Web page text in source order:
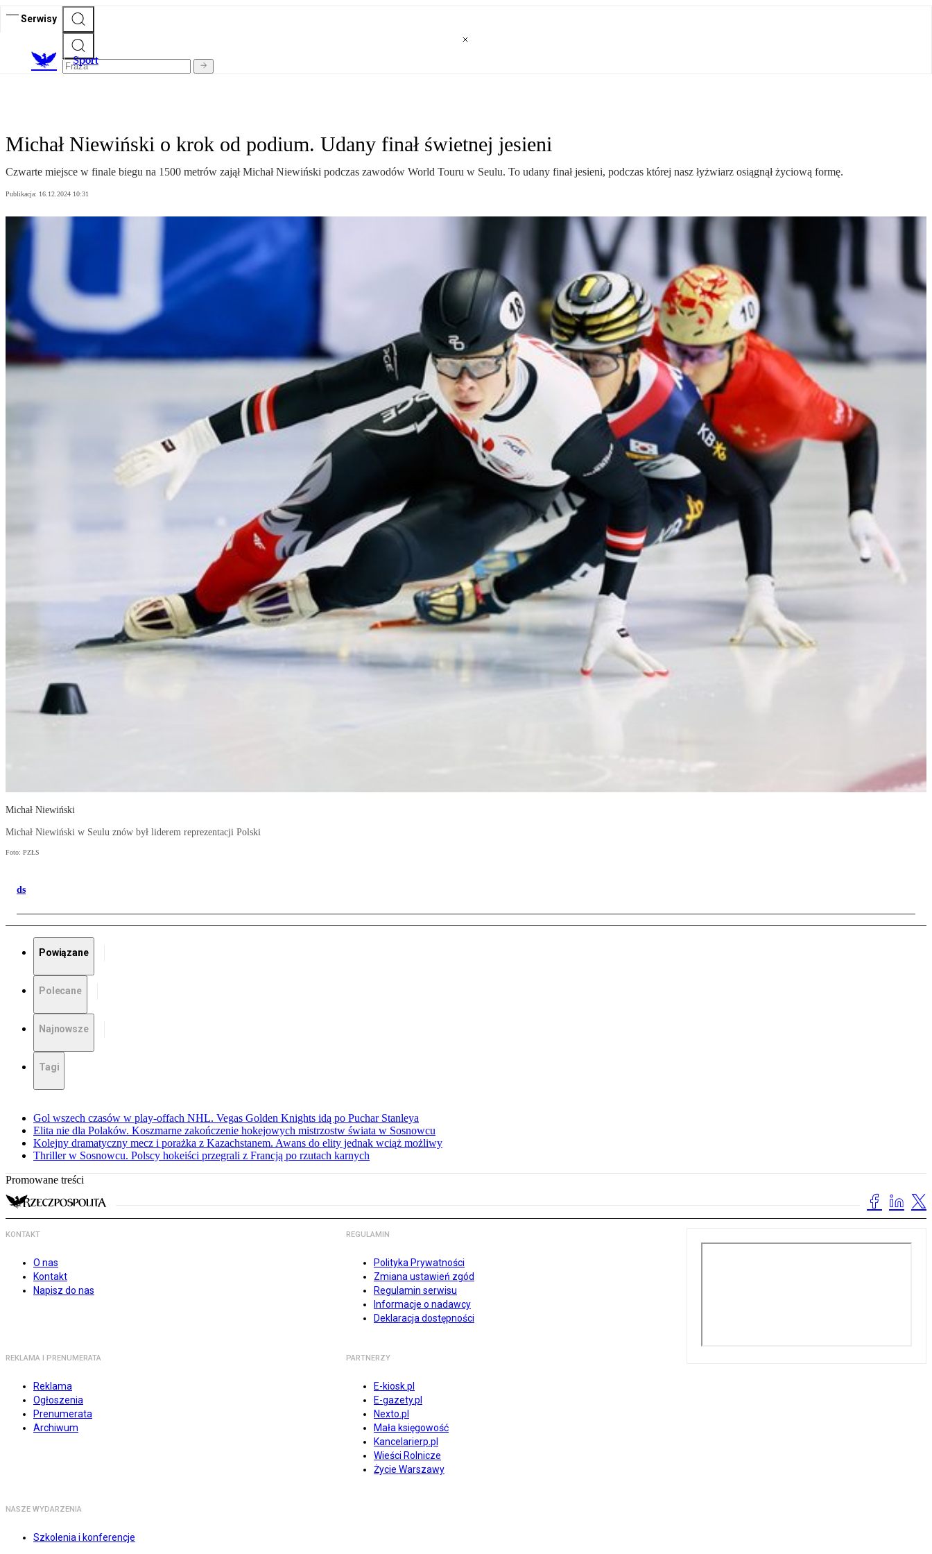
Serwisy
Sport
Michał Niewiński o krok od podium. Udany finał świetnej jesieni
Czwarte miejsce w finale biegu na 1500 metrów zajął Michał Niewiński podczas zawodów World Touru w Seulu. To udany finał jesieni, podczas której nasz łyżwiarz osiągnął życiową formę.
Publikacja: 16.12.2024 10:31
Michał Niewiński
Michał Niewiński w Seulu znów był liderem reprezentacji Polski
Foto: PZŁS
ds
Powiązane
Polecane
Najnowsze
Tagi
Gol wszech czasów w play-offach NHL. Vegas Golden Knights idą po Puchar Stanleya
Elita nie dla Polaków. Koszmarne zakończenie hokejowych mistrzostw świata w Sosnowcu
Kolejny dramatyczny mecz i porażka z Kazachstanem. Awans do elity jednak wciąż możliwy
Thriller w Sosnowcu. Polscy hokeiści przegrali z Francją po rzutach karnych
Promowane treści
KONTAKT
O nas
Kontakt
Napisz do nas
REGULAMIN
Polityka Prywatności
Zmiana ustawień zgód
Regulamin serwisu
Informacje o nadawcy
Deklaracja dostępności
REKLAMA I PRENUMERATA
Reklama
Ogłoszenia
Prenumerata
Archiwum
PARTNERZY
E-kiosk.pl
E-gazety.pl
Nexto.pl
Mała księgowość
Kancelarierp.pl
Wieści Rolnicze
Życie Warszawy
NASZE WYDARZENIA
Szkolenia i konferencje